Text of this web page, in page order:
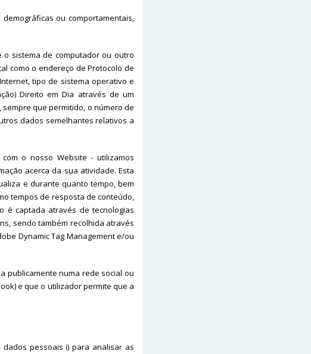
ou comportamentais,
sistema de computador ou outro
como o endereço de Protocolo de
tipo de sistema operativo e
Direito em Dia através de um
que permitido, o número de
dados semelhantes relativos a
o nosso Website - utilizamos
acerca da sua atividade. Esta
e durante quanto tempo, bem
tempos de resposta de conteúdo,
é captada através de tecnologias
sendo também recolhida através
Dynamic Tag Management e/ou
publicamente numa rede social ou
e que o utilizador permite que a
pessoais i) para analisar as